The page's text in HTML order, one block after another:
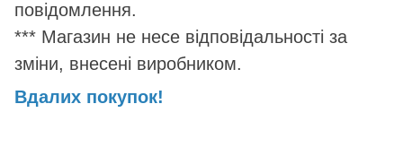
повідомлення.
*** Магазин не несе відповідальності за
зміни, внесені виробником.
Вдалих покупок!